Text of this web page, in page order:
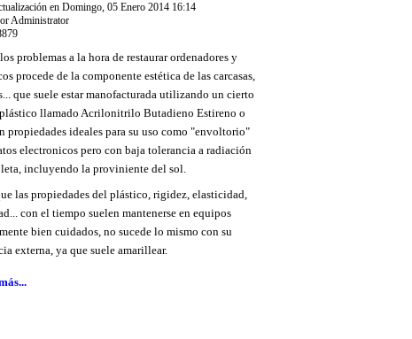
en Domingo, 05 Enero 2014 16:14
Administrator
problemas a la hora de restaurar ordenadores y
procede de la componente estética de las carcasas,
que suele estar manofacturada utilizando un cierto
llamado Acrilonitrilo Butadieno Estireno o
propiedades ideales para su uso como "envoltorio"
electronicos pero con baja tolerancia a radiación
incluyendo la proviniente del sol.
las propiedades del plástico, rigidez, elasticidad,
con el tiempo suelen mantenerse en equipos
bien cuidados, no sucede lo mismo con su
externa, ya que suele amarillear.